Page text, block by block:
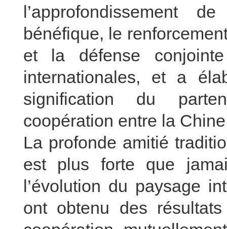
l’approfondissement
bénéfique, le
et la défense
internationales, et a
signification du
coopération entre la
La profonde amitié
est plus forte que
l’évolution du paysage
ont obtenu des